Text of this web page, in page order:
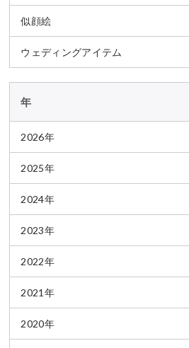
似顔絵
ウェディングアイテム
年
2026年
2025年
2024年
2023年
2022年
2021年
2020年